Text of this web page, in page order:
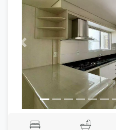
Previous